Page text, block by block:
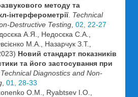
методу та
інтерферометрії. Technical
Destructive Testing 02, 22-27
А.Я., Недосєка С.А.,
М.А., Назарчук З.Т.,
Новий стандарт показників
та його застосування при
Technical Diagnostics and Non-
01, 28-33
O.M., Ryabtsev I.O.,